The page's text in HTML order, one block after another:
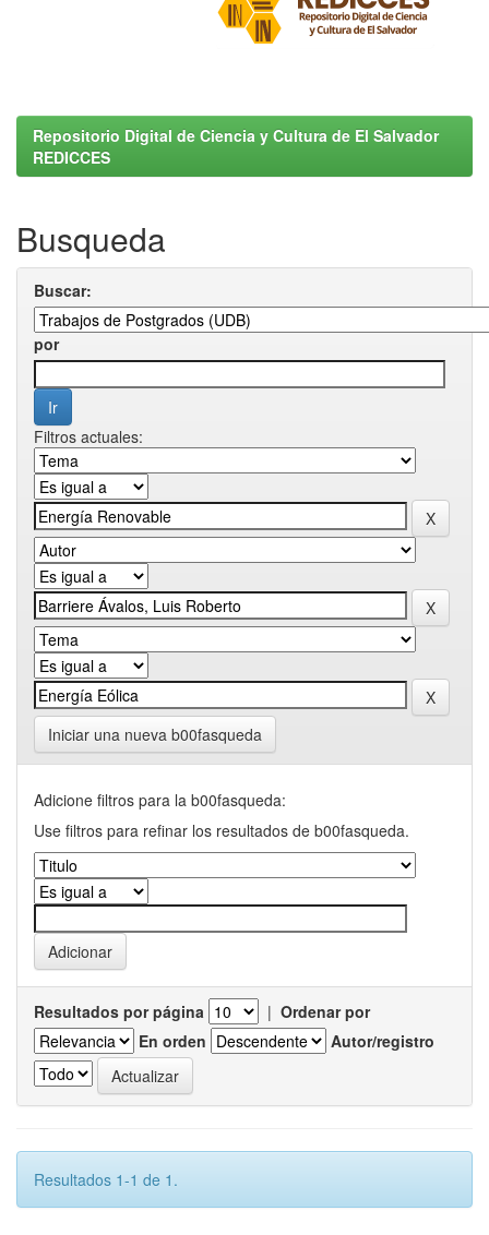
Repositorio Digital de Ciencia y Cultura de El Salvador
REDICCES
Busqueda
Buscar:
por
Filtros actuales:
Iniciar una nueva b00fasqueda
Adicione filtros para la b00fasqueda:
Use filtros para refinar los resultados de b00fasqueda.
Resultados por página | Ordenar por
En orden
Autor/registro
Resultados 1-1 de 1.